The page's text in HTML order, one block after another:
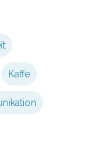
Kaffe